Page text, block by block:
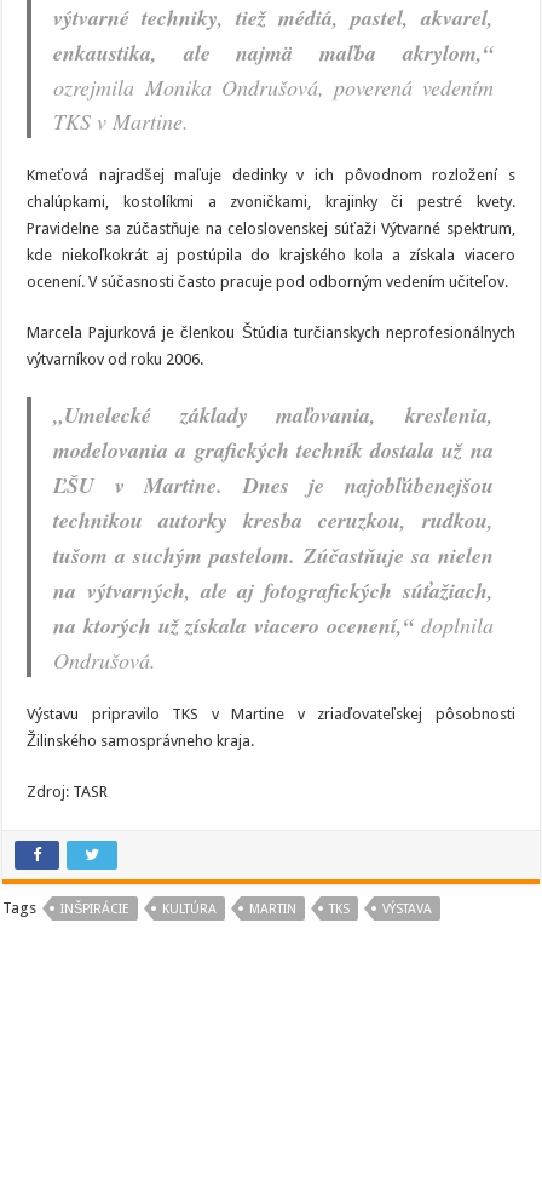
výtvarné techniky, tiež médiá, pastel, akvarel,
enkaustika, ale najmä maľba akrylom,“
ozrejmila Monika Ondrušová, poverená vedením
TKS v Martine.
Kmeťová najradšej maľuje dedinky v ich pôvodnom rozložení s
chalúpkami, kostolíkmi a zvoničkami, krajinky či pestré kvety.
Pravidelne sa zúčastňuje na celoslovenskej súťaži Výtvarné spektrum,
kde niekoľkokrát aj postúpila do krajského kola a získala viacero
ocenení. V súčasnosti často pracuje pod odborným vedením učiteľov.
Marcela Pajurková je členkou Štúdia turčianskych neprofesionálnych
výtvarníkov od roku 2006.
„Umelecké základy maľovania, kreslenia,
modelovania a grafických techník dostala už na
ĽŠU v Martine. Dnes je najobľúbenejšou
technikou autorky kresba ceruzkou, rudkou,
tušom a suchým pastelom. Zúčastňuje sa nielen
na výtvarných, ale aj fotografických súťažiach,
na ktorých už získala viacero ocenení,“ doplnila
Ondrušová.
Výstavu pripravilo TKS v Martine v zriaďovateľskej pôsobnosti
Žilinského samosprávneho kraja.
Zdroj: TASR
Tags INŠPIRÁCIE KULTÚRA MARTIN TKS VÝSTAVA